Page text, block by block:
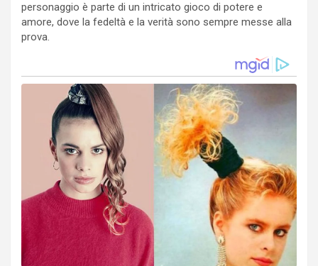
personaggio è parte di un intricato gioco di potere e
amore, dove la fedeltà e la verità sono sempre messe alla
prova.